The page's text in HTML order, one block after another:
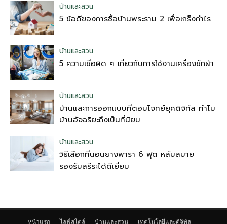
บ้านและสวน
5 ข้อดีของการซื้อบ้านพระราม 2 เพื่อเกร็งกำไร
บ้านและสวน
5 ความเชื่อผิด ๆ เกี่ยวกับการใช้งานเครื่องซักผ้า
บ้านและสวน
บ้านและการออกแบบที่ตอบโจทย์ยุคดิจิทัล ทำไม
บ้านอัจฉริยะถึงเป็นที่นิยม
บ้านและสวน
วิธีเลือกที่นอนยางพารา 6 ฟุต หลับสบาย
รองรับสรีระได้ดีเยี่ยม
หน้าแรก ไลฟ์สไตล์ บ้านและสวน เทคโนโลยีและดิจิทัล